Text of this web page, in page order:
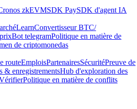
zkEVMSDK PaySDK d'agent IA
LearnConvertisseur BTC/
Bot telegramPolitique en matière de
de criptomonedas
routeEmploisPartenairesSécuritéPreuve de
& enregistrementsHub d'exploration des
Politique en matière de conflits